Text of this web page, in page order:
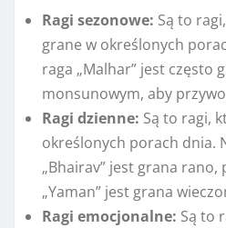
Ragi sezonowe: Są to
grane w określonych
raga „Malhar” jest często
monsunowym, aby
Ragi dzienne: Są to ragi,
określonych porach dnia.
„Bhairav” jest grana rano,
„Yaman” jest grana
Ragi emocjonalne: Są to